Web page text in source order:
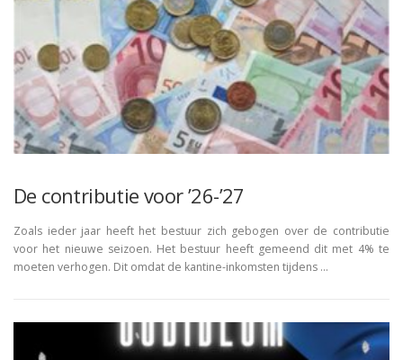
De contributie voor ’26-’27
Zoals ieder jaar heeft het bestuur zich gebogen over de contributie
voor het nieuwe seizoen. Het bestuur heeft gemeend dit met 4% te
moeten verhogen. Dit omdat de kantine-inkomsten tijdens …